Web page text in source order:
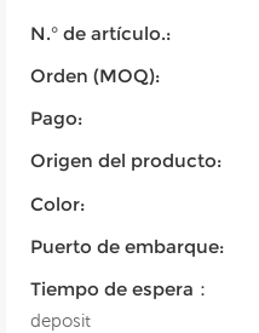
N.° de artículo.:
Orden (MOQ):
Pago:
Origen del producto:
Color:
Puerto de embarque:
Tiempo de espera：
deposit